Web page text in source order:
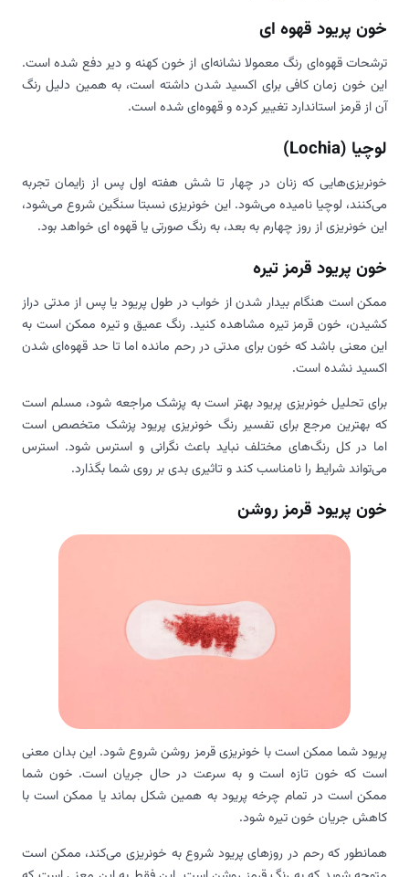
خون پریود قهوه ای
ترشحات قهوه‌ای رنگ معمولا نشانه‌ای از خون کهنه و دیر دفع شده است.
این خون زمان کافی برای اکسید شدن داشته است، به همین دلیل رنگ
آن از قرمز استاندارد تغییر کرده و قهوه‌ای شده است.
لوچیا (Lochia)
خونریزی‌هایی که زنان در چهار تا شش هفته اول پس از زایمان تجربه
می‌کنند، لوچیا نامیده می‌شود. این خونریزی نسبتا سنگین شروع می‌شود،
این خونریزی از روز چهارم به بعد، به رنگ صورتی یا قهوه ای خواهد بود.
خون پریود قرمز تیره
ممکن است هنگام بیدار شدن از خواب در طول پریود یا پس از مدتی دراز
کشیدن، خون قرمز تیره مشاهده کنید. رنگ عمیق و تیره ممکن است به
این معنی باشد که خون برای مدتی در رحم مانده اما تا حد قهوه‌ای شدن
اکسید نشده است.
برای تحلیل خونریزی پریود بهتر است به پزشک مراجعه شود، مسلم است
که بهترین مرجع برای تفسیر رنگ خونریزی پریود پزشک متخصص است
اما در کل رنگ‎‌های مختلف نباید باعث نگرانی و استرس شود. استرس
می‌تواند شرایط را نامناسب کند و تاثیری بدی بر روی شما بگذارد.
خون پریود قرمز روشن
پریود شما ممکن است با خونریزی قرمز روشن شروع شود. این بدان معنی
است که خون تازه است و به سرعت در حال جریان است. خون شما
ممکن است در تمام چرخه پریود به همین شکل بماند یا ممکن است با
کاهش جریان خون تیره شود.
همانطور که رحم در روزهای پریود شروع به خونریزی می‌کند، ممکن است